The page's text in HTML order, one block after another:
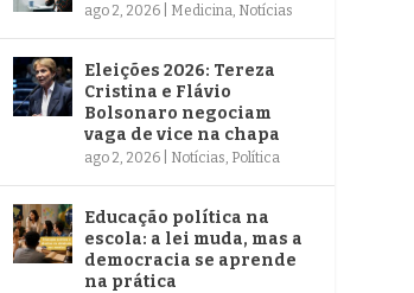
ago 2, 2026 Medicina, Notícias
Eleições 2026: Tereza
Cristina e Flávio
Bolsonaro negociam
vaga de vice na chapa
ago 2, 2026 Notícias, Política
Educação política na
escola: a lei muda, mas a
democracia se aprende
na prática